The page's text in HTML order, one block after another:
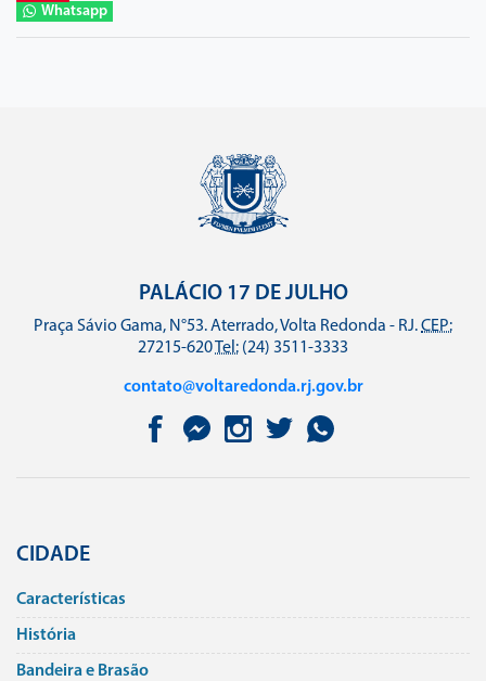
Whatsapp
PALÁCIO 17 DE JULHO
Praça Sávio Gama, N°53. Aterrado, Volta Redonda - RJ.CEP:
27215-620Tel: (24) 3511-3333
contato@voltaredonda.rj.gov.br
CIDADE
Caracterí­sticas
História
Bandeira e Brasão